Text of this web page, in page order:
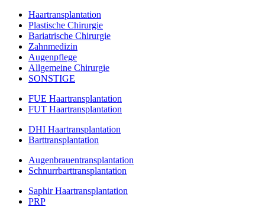
Haartransplantation
Plastische Chirurgie
Bariatrische Chirurgie
Zahnmedizin
Augenpflege
Allgemeine Chirurgie
SONSTIGE
FUE Haartransplantation
FUT Haartransplantation
DHI Haartransplantation
Barttransplantation
Augenbrauentransplantation
Schnurrbarttransplantation
Saphir Haartransplantation
PRP